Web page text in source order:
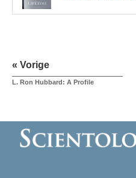
« Vorige
L. Ron Hubbard: A Profile